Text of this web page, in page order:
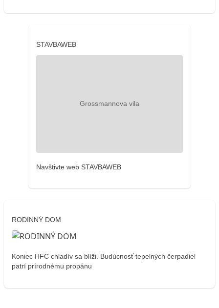
STAVBAWEB
Navštivte web STAVBAWEB
RODINNÝ DOM
Koniec HFC chladív sa blíži. Budúcnosť tepelných čerpadiel
patrí prírodnému propánu